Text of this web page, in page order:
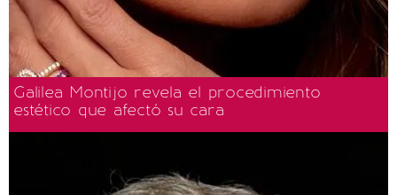
Galilea Montijo revela el procedimiento
estético que afectó su cara